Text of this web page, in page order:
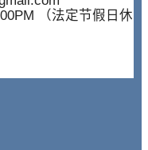
（法定节假日休